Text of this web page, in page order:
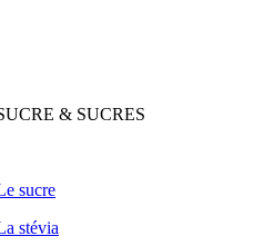
& SUCRES
sucre
stévia